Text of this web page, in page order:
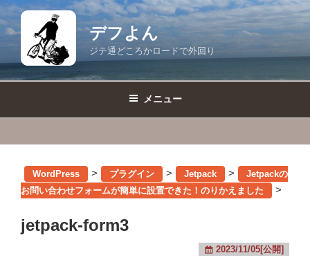
コ
ン
デフよん
ジテ通どころかロードで外回り
メニュー
WordPress > プラグイン > Jetpack >
Jetpackの
お問い合わせフォームが簡単に設置できた！のりかえました
>
jetpack-form3
2023/11/05[公開]